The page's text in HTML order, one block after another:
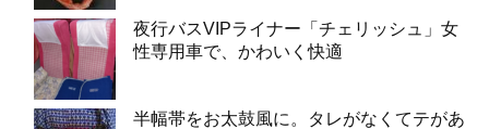
夜行バスVIPライナー「チェリッシュ」女
性専用車で、かわいく快適
半幅帯をお太鼓風に。タレがなくてテがあ